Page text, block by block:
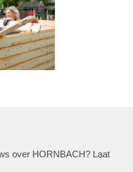
over HORNBACH? Laat